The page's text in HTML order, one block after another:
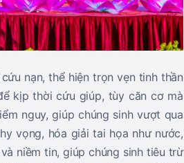
nạn, thể hiện trọn vẹn tinh thần
kịp thời cứu giúp, tùy căn cơ mà
nguy, giúp chúng sinh vượt qua
vọng, hóa giải tai họa như nước,
niềm tin, giúp chúng sinh tiêu trừ